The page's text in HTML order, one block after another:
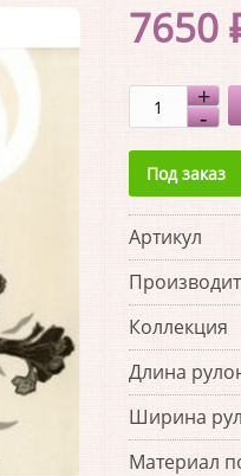
7650
Под заказ
Артикул
Коллекция
Длина
Ширина
Материал